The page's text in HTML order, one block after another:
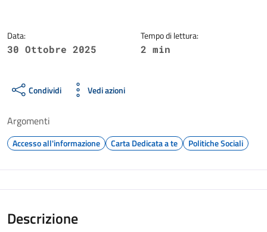
Data:
30 Ottobre 2025
Tempo di lettura:
2 min
Condividi Vedi azioni
Argomenti
Accesso all'informazione Carta Dedicata a te Politiche Sociali
Descrizione